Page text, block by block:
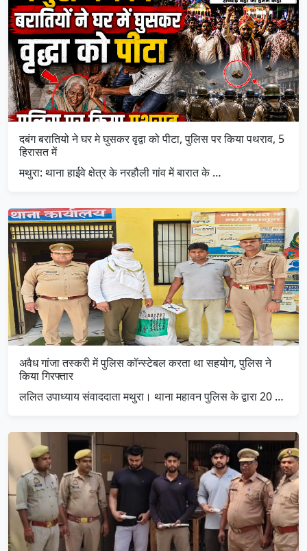
दबंग बरातियो ने घर मे घुसकर वृद्वा को पीटा, पुलिस पर किया पथराव, 5
हिरासत में
मथुरा: थाना हाईवे क्षेत्र के नरहौली गांव में बारात के …
अवैध गांजा तस्करी में पुलिस कॉन्स्टेबल करता था सहयोग, पुलिस ने
किया गिरफ्तार
ललित उपाध्याय संवाददाता मथुरा। थाना महावन पुलिस के द्वारा 20 …